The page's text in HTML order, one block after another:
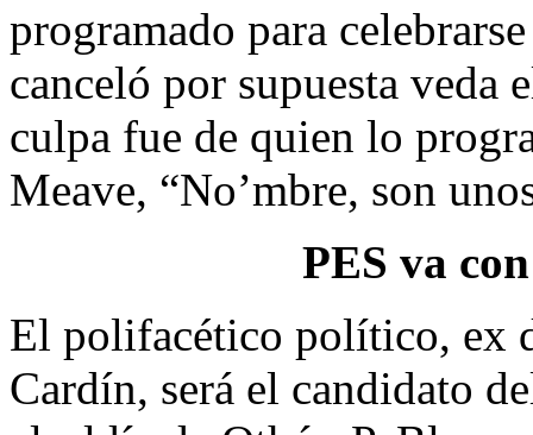
programado para
canceló por supuesta veda
culpa fue de quien lo
Meave, “No’mbre, son
PES va
El polifacético político, ex
Cardín, será el candidato